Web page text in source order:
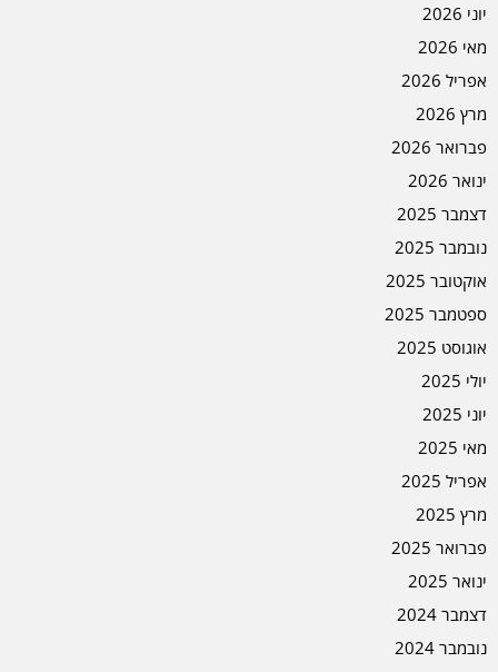
יוני 2026
מאי 2026
אפריל 2026
מרץ 2026
פברואר 2026
ינואר 2026
דצמבר 2025
נובמבר 2025
אוקטובר 2025
ספטמבר 2025
אוגוסט 2025
יולי 2025
יוני 2025
מאי 2025
אפריל 2025
מרץ 2025
פברואר 2025
ינואר 2025
דצמבר 2024
נובמבר 2024